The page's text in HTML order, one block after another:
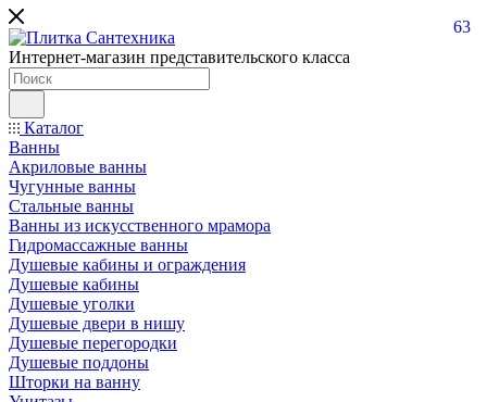
Интернет-магазин представительского класса
Каталог
Ванны
Акриловые ванны
Чугунные ванны
Стальные ванны
Ванны из искусственного мрамора
Гидромассажные ванны
Душевые кабины и ограждения
Душевые кабины
Душевые уголки
Душевые двери в нишу
Душевые перегородки
Душевые поддоны
Шторки на ванну
63